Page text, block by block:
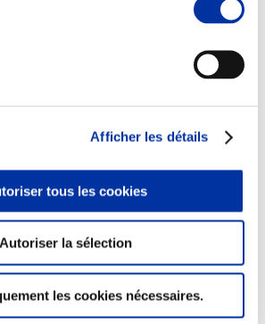
Afficher les détails
tous les cookies
Autoriser la sélection
les cookies nécessaires.
et santé
et attractivité des métiers
Accords